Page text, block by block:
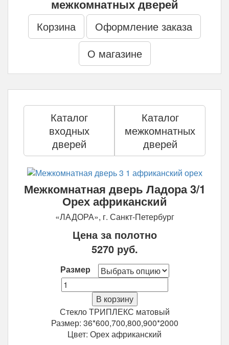
межкомнатных дверей
Корзина
Оформление заказа
О магазине
Каталог
входных
дверей
Каталог
межкомнатных
дверей
Межкомнатная дверь Ладора 3/1
Орех африканский
«ЛАДОРА», г. Санкт-Петербург
Цена за полотно
5270 руб.
Размер
Количество
Межкомнатная
Ладора
3/1
Орех
В корзину
Стекло ТРИПЛЕКС матовый
Размер: 36*600,700,800,900*2000
Цвет: Орех африканский